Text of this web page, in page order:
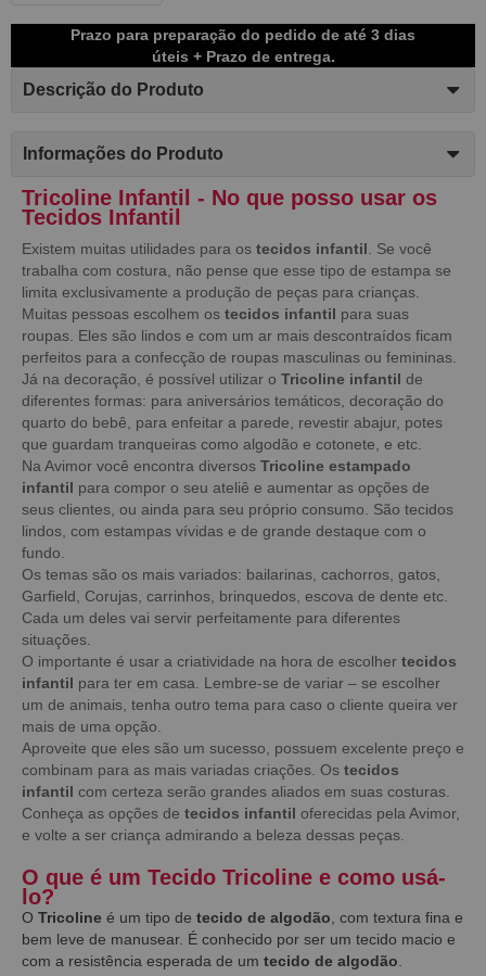
Prazo para preparação do pedido de até 3 dias
úteis + Prazo de entrega.
Descrição do Produto
Informações do Produto
Tricoline Infantil - No que posso usar os
Tecidos Infantil
Existem muitas utilidades para os tecidos infantil . Se você
trabalha com costura, não pense que esse tipo de estampa se
limita exclusivamente a produção de peças para crianças.
Muitas pessoas escolhem os tecidos infantil para suas
roupas. Eles são lindos e com um ar mais descontraídos ficam
perfeitos para a confecção de roupas masculinas ou femininas.
Já na decoração, é possível utilizar o Tricoline infantil de
diferentes formas: para aniversários temáticos, decoração do
quarto do bebê, para enfeitar a parede, revestir abajur, potes
que guardam tranqueiras como algodão e cotonete, e etc.
Na Avimor você encontra diversos Tricoline estampado
infantil para compor o seu ateliê e aumentar as opções de
seus clientes, ou ainda para seu próprio consumo. São tecidos
lindos, com estampas vívidas e de grande destaque com o
fundo.
Os temas são os mais variados: bailarinas, cachorros, gatos,
Garfield, Corujas, carrinhos, brinquedos, escova de dente etc.
Cada um deles vai servir perfeitamente para diferentes
situações.
O importante é usar a criatividade na hora de escolher tecidos
infantil para ter em casa. Lembre-se de variar – se escolher
um de animais, tenha outro tema para caso o cliente queira ver
mais de uma opção.
Aproveite que eles são um sucesso, possuem excelente preço e
combinam para as mais variadas criações. Os tecidos
infantil com certeza serão grandes aliados em suas costuras.
Conheça as opções de tecidos infantil oferecidas pela Avimor,
e volte a ser criança admirando a beleza dessas peças.
O que é um Tecido Tricoline e como usá-
lo?
O Tricoline é um tipo de tecido de algodão , com textura fina e
bem leve de manusear. É conhecido por ser um tecido macio e
com a resistência esperada de um tecido de algodão